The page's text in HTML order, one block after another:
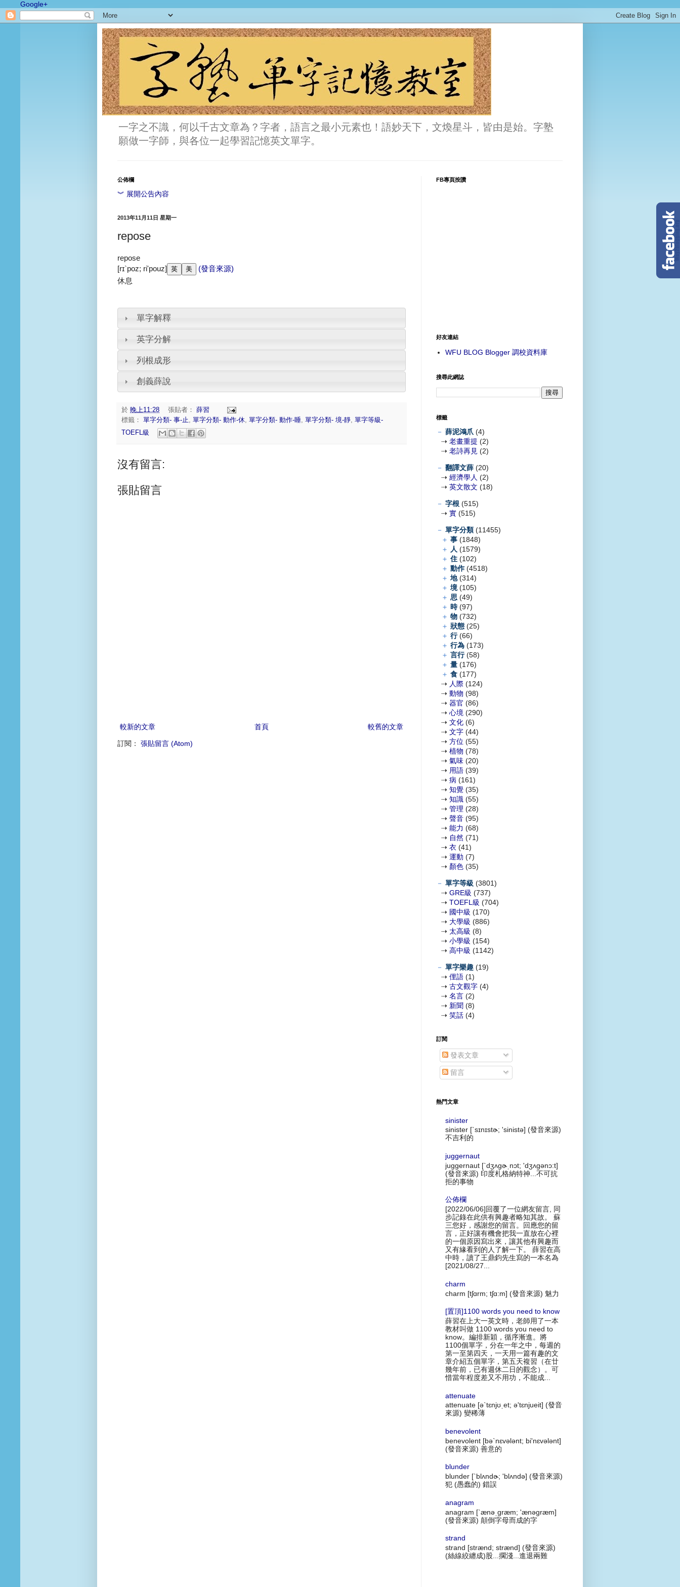
Google+
一字之不識，何以千古文章為？字者，語言之最小元素也！語妙天下，文煥星斗，皆由是始。字塾
願做一字師，與各位一起學習記憶英文單字。
公佈欄
︾ 展開公告內容
2013年11月11日 星期一
repose
repose
[rɪ`poz; ri'pouz]
(發音來源)
休息
單字解釋
英字分解
列根成形
創義薛說
於 晚上11:28 張貼者：
薛習
標籤： 單字分類- 事-止, 單字分類- 動作-休, 單字分類- 動作-睡, 單字分類- 境-靜, 單字等級-
TOEFL級
沒有留言:
張貼留言
較新的文章 較舊的文章
首頁
訂閱： 張貼留言 (Atom)
FB專頁按讚
好友連結
WFU BLOG Blogger 調校資料庫
搜尋此網誌
標籤
－ 薛泥鴻爪 (4)
⇢ 老畫重提 (2)
⇢ 老詩再見 (2)
－ 翻譯文薛 (20)
⇢ 經濟學人 (2)
⇢ 英文散文 (18)
－ 字根 (515)
⇢ 實 (515)
－ 單字分類 (11455)
＋ 事 (1848)
＋
人 (1579)
＋ 住 (102)
＋ 動作 (4518)
＋ 地 (314)
＋ 境 (105)
＋ 思 (49)
＋ 時 (97)
＋ 物 (732)
＋ 狀態 (25)
＋ 行 (66)
＋ 行為 (173)
＋ 言行 (58)
＋ 量 (176)
＋ 食 (177)
⇢ 人際 (124)
⇢ 動物 (98)
⇢ 器官 (86)
⇢ 心境 (290)
⇢ 文化 (6)
⇢ 文字 (44)
⇢ 方位 (55)
⇢ 植物 (78)
⇢ 氣味 (20)
⇢ 用語 (39)
⇢ 病 (161)
⇢ 知覺 (35)
⇢ 知識 (55)
⇢ 管理 (28)
⇢ 聲音 (95)
⇢ 能力 (68)
⇢ 自然 (71)
⇢ 衣 (41)
⇢ 運動 (7)
⇢ 顏色 (35)
－ 單字等級 (3801)
⇢ GRE級 (737)
⇢ TOEFL級 (704)
⇢ 國中級 (170)
⇢ 大學級 (886)
⇢ 太高級 (8)
⇢ 小學級 (154)
⇢ 高中級 (1142)
－ 單字樂趣 (19)
⇢ 俚語 (1)
⇢ 古文觀字 (4)
⇢ 名言 (2)
⇢ 新聞 (8)
⇢ 笑話 (4)
訂閱
發表文章
留言
熱門文章
sinister
sinister [`sɪnɪstɚ; 'sinistə] (發音來源)
不吉利的
juggernaut
juggernaut [`dʒʌgɚˌnɔt; 'dʒʌgənɔ:t]
(發音來源) 印度札格納特神...不可抗
拒的事物
公佈欄
[2022/06/06]回覆了一位網友留言, 同
步記錄在此供有興趣者略知其故。 蘇
三您好，感謝您的留言。回應您的留
言，正好讓有機會把我一直放在心裡
的一個原因寫出來，讓其他有興趣而
又有緣看到的人了解一下。 薛習在高
中時，讀了王鼎鈞先生寫的一本名為
[2021/08/27...
charm
charm [tʃɑrm; tʃɑ:m] (發音來源) 魅力
[置頂]1100 words you need to know
薛習在上大一英文時，老師用了一本
教材叫做 1100 words you need to
know。編排新穎，循序漸進。將
1100個單字，分在一年之中，每週的
第一至第四天，一天用一篇有趣的文
章介紹五個單字，第五天複習（在廿
幾年前，已有週休二日的觀念）。可
惜當年程度差又不用功，不能成...
attenuate
attenuate [ə`tɛnjʊˌet; ə'tɛnjueit] (發音
來源) 變稀薄
benevolent
benevolent [bə`nɛvələnt; bi'nɛvələnt]
(發音來源) 善意的
blunder
blunder [`blʌndɚ; 'blʌndə] (發音來源)
犯 (愚蠢的) 錯誤
anagram
anagram [`ænəˌgræm; 'ænəgræm]
(發音來源) 顛倒字母而成的字
strand
strand [strænd; strænd] (發音來源)
(絲線絞纏成)股...擱淺...進退兩難